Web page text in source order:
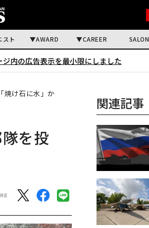
スト AWARD CAREER SALON
ジ内の広告表示を最小限にしました
け石に水」か
を投
関連記事